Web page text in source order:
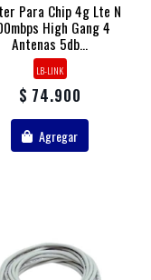
Para Chip 4g Lte N
High Gang 4
Antenas 5db...
LB-LINK
$ 74.900
Agregar